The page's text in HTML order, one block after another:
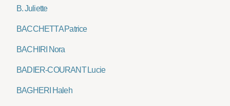
B. Juliette
BACCHETTA Patrice
BACHIRI Nora
BADIER-COURANT Lucie
BAGHERI Haleh